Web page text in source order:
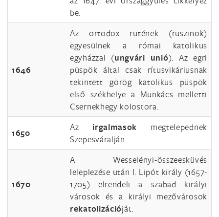
be.
1646
Az ortodox rutének (ruszinok)
egyesülnek a római katolikus
egyházzal (ungvári unió). Az egri
püspök által csak rítusvikáriusnak
tekintett görög katolikus püspök
első székhelye a Munkács melletti
Csernekhegy kolostora.
1650
Az irgalmasok megtelepednek
Szepesváralján.
1670
A Wesselényi-összeesküvés
leleplezése után I. Lipót király (1657-
1705) elrendeli a szabad királyi
városok és a királyi mezővárosok
rekatolizációját.